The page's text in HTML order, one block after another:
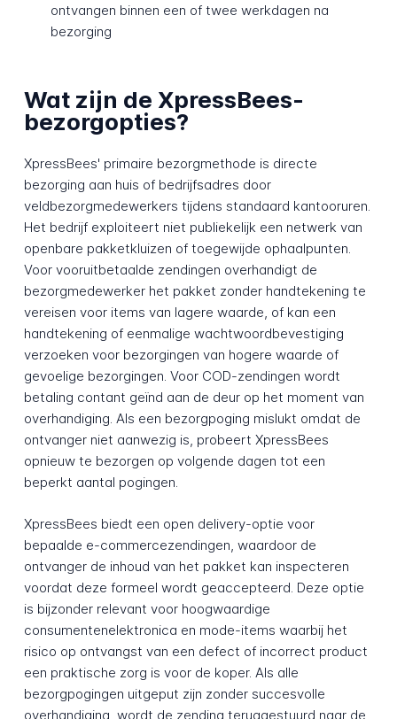
ontvangen binnen een of twee werkdagen na
bezorging
Wat zijn de XpressBees-
bezorgopties?
XpressBees' primaire bezorgmethode is directe
bezorging aan huis of bedrijfsadres door
veldbezorgmedewerkers tijdens standaard kantooruren.
Het bedrijf exploiteert niet publiekelijk een netwerk van
openbare pakketkluizen of toegewijde ophaalpunten.
Voor vooruitbetaalde zendingen overhandigt de
bezorgmedewerker het pakket zonder handtekening te
vereisen voor items van lagere waarde, of kan een
handtekening of eenmalige wachtwoordbevestiging
verzoeken voor bezorgingen van hogere waarde of
gevoelige bezorgingen. Voor COD-zendingen wordt
betaling contant geïnd aan de deur op het moment van
overhandiging. Als een bezorgpoging mislukt omdat de
ontvanger niet aanwezig is, probeert XpressBees
opnieuw te bezorgen op volgende dagen tot een
beperkt aantal pogingen.
XpressBees biedt een open delivery-optie voor
bepaalde e-commercezendingen, waardoor de
ontvanger de inhoud van het pakket kan inspecteren
voordat deze formeel wordt geaccepteerd. Deze optie
is bijzonder relevant voor hoogwaardige
consumentenelektronica en mode-items waarbij het
risico op ontvangst van een defect of incorrect product
een praktische zorg is voor de koper. Als alle
bezorgpogingen uitgeput zijn zonder succesvolle
overhandiging, wordt de zending teruggestuurd naar de